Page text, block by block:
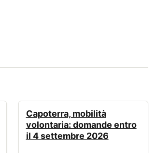
Capoterra, mobilità
volontaria: domande entro
il 4 settembre 2026